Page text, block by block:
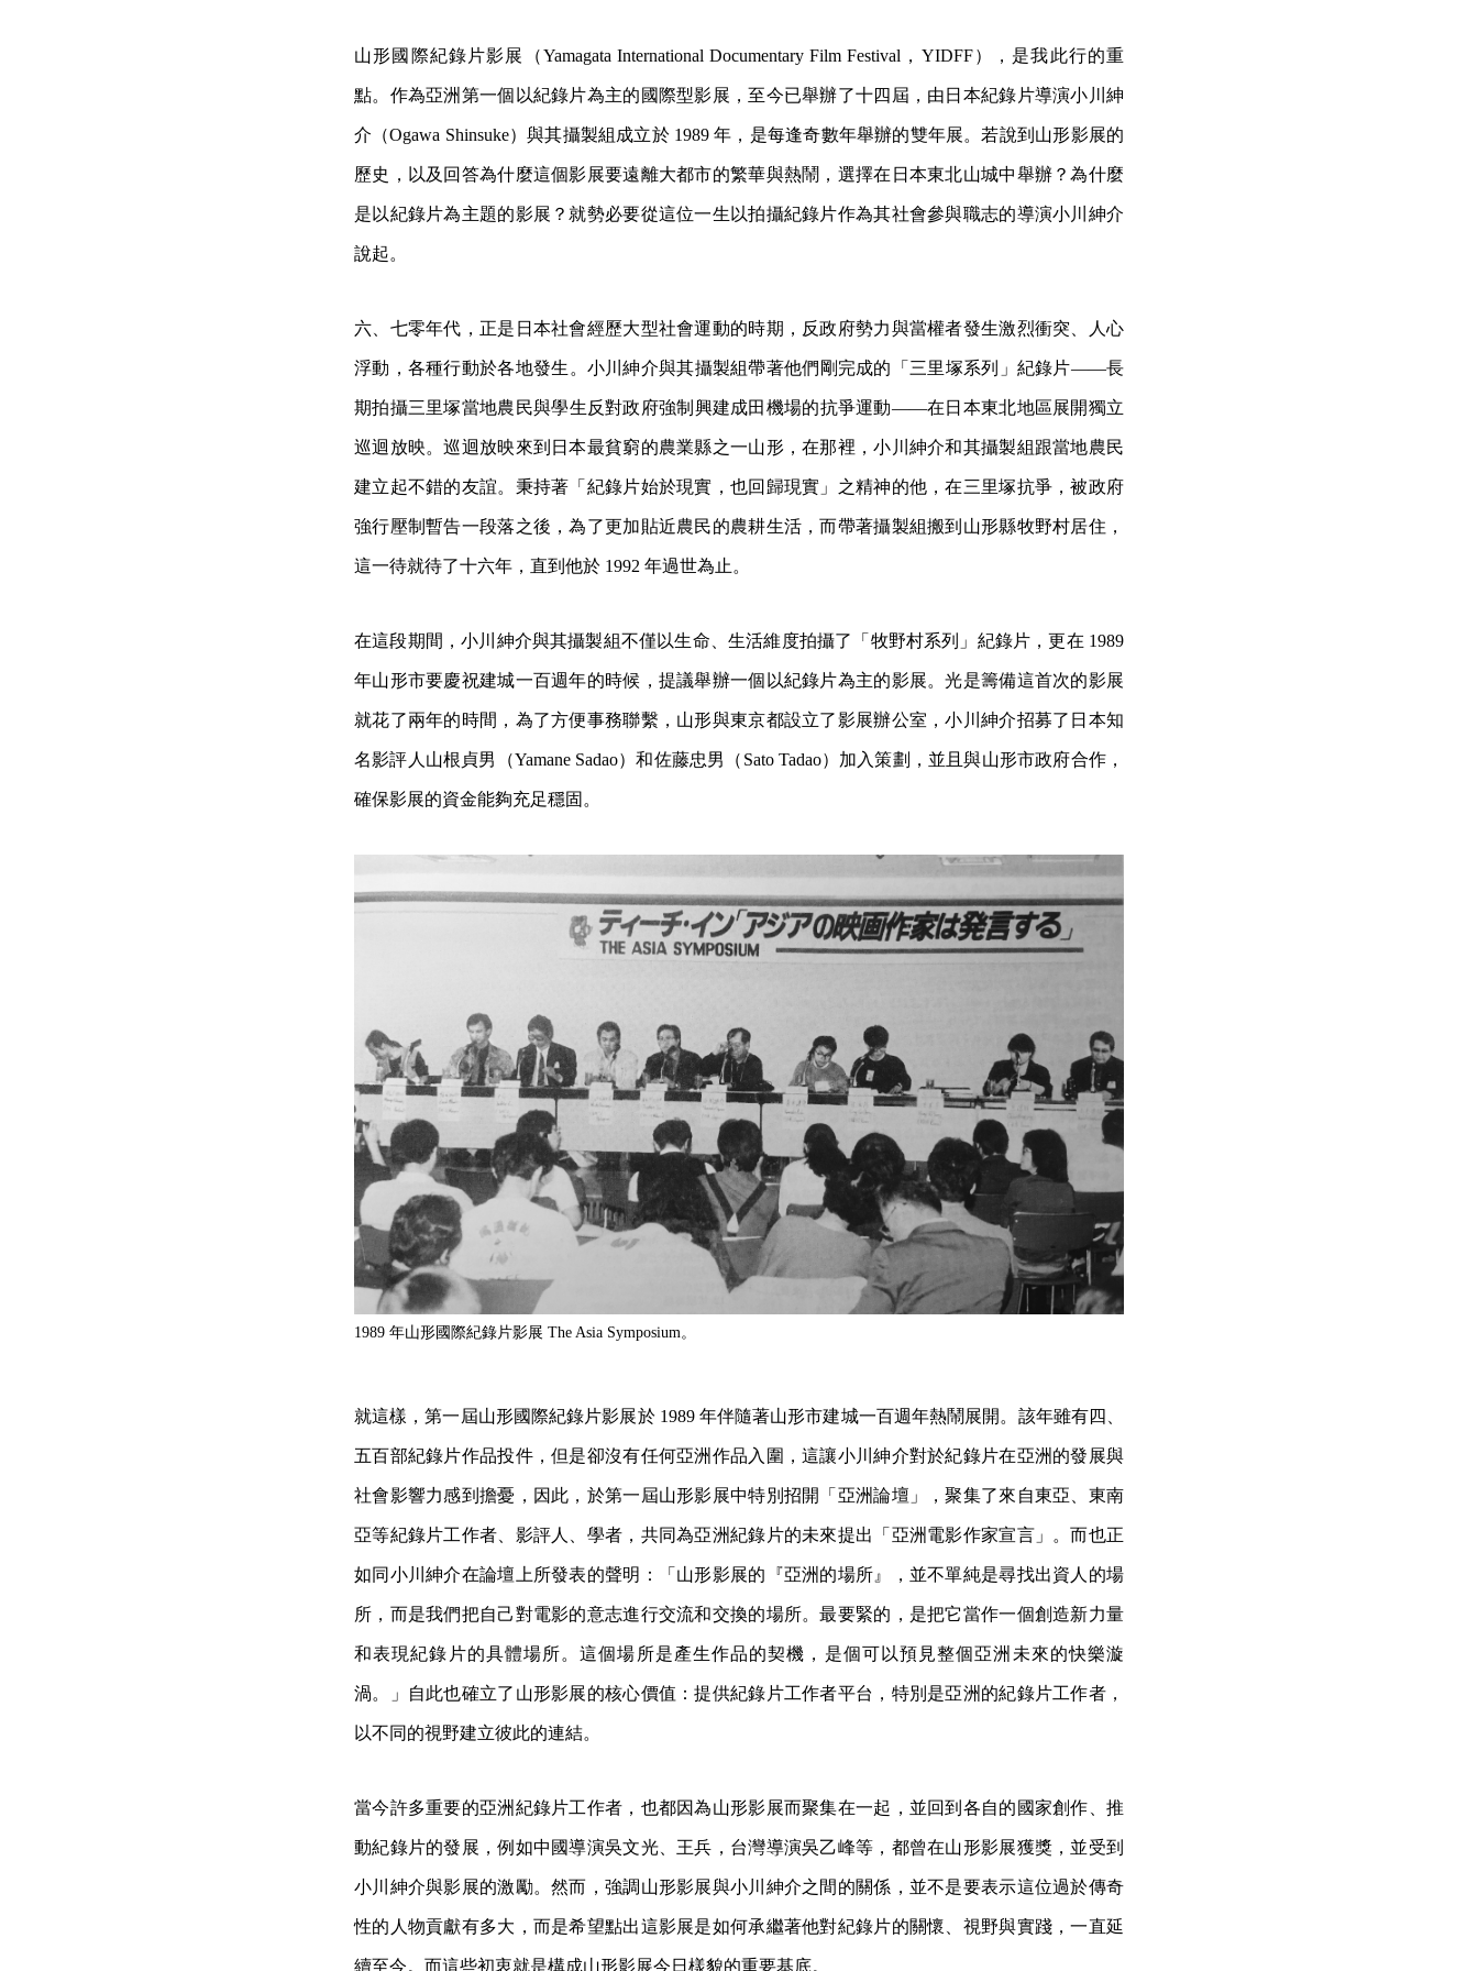
山形國際紀錄片影展（Yamagata International Documentary Film Festival，YIDFF），是我此行的重
點。作為亞洲第一個以紀錄片為主的國際型影展，至今已舉辦了十四屆，由日本紀錄片導演小川紳
介（Ogawa Shinsuke）與其攝製組成立於 1989 年，是每逢奇數年舉辦的雙年展。若說到山形影展的
歷史，以及回答為什麼這個影展要遠離大都市的繁華與熱鬧，選擇在日本東北山城中舉辦？為什麼
是以紀錄片為主題的影展？就勢必要從這位一生以拍攝紀錄片作為其社會參與職志的導演小川紳介
說起。
六、七零年代，正是日本社會經歷大型社會運動的時期，反政府勢力與當權者發生激烈衝突、人心
浮動，各種行動於各地發生。小川紳介與其攝製組帶著他們剛完成的「三里塚系列」紀錄片——長
期拍攝三里塚當地農民與學生反對政府強制興建成田機場的抗爭運動——在日本東北地區展開獨立
巡迴放映。巡迴放映來到日本最貧窮的農業縣之一山形，在那裡，小川紳介和其攝製組跟當地農民
建立起不錯的友誼。秉持著「紀錄片始於現實，也回歸現實」之精神的他，在三里塚抗爭，被政府
強行壓制暫告一段落之後，為了更加貼近農民的農耕生活，而帶著攝製組搬到山形縣牧野村居住，
這一待就待了十六年，直到他於 1992 年過世為止。
在這段期間，小川紳介與其攝製組不僅以生命、生活維度拍攝了「牧野村系列」紀錄片，更在 1989
年山形市要慶祝建城一百週年的時候，提議舉辦一個以紀錄片為主的影展。光是籌備這首次的影展
就花了兩年的時間，為了方便事務聯繫，山形與東京都設立了影展辦公室，小川紳介招募了日本知
名影評人山根貞男（Yamane Sadao）和佐藤忠男（Sato Tadao）加入策劃，並且與山形市政府合作，
確保影展的資金能夠充足穩固。
1989 年山形國際紀錄片影展 The Asia Symposium。
就這樣，第一屆山形國際紀錄片影展於 1989 年伴隨著山形市建城一百週年熱鬧展開。該年雖有四、
五百部紀錄片作品投件，但是卻沒有任何亞洲作品入圍，這讓小川紳介對於紀錄片在亞洲的發展與
社會影響力感到擔憂，因此，於第一屆山形影展中特別招開「亞洲論壇」，聚集了來自東亞、東南
亞等紀錄片工作者、影評人、學者，共同為亞洲紀錄片的未來提出「亞洲電影作家宣言」。而也正
如同小川紳介在論壇上所發表的聲明：「山形影展的『亞洲的場所』，並不單純是尋找出資人的場
所，而是我們把自己對電影的意志進行交流和交換的場所。最要緊的，是把它當作一個創造新力量
和表現紀錄片的具體場所。這個場所是產生作品的契機，是個可以預見整個亞洲未來的快樂漩
渦。」自此也確立了山形影展的核心價值：提供紀錄片工作者平台，特別是亞洲的紀錄片工作者，
以不同的視野建立彼此的連結。
當今許多重要的亞洲紀錄片工作者，也都因為山形影展而聚集在一起，並回到各自的國家創作、推
動紀錄片的發展，例如中國導演吳文光、王兵，台灣導演吳乙峰等，都曾在山形影展獲獎，並受到
小川紳介與影展的激勵。然而，強調山形影展與小川紳介之間的關係，並不是要表示這位過於傳奇
性的人物貢獻有多大，而是希望點出這影展是如何承繼著他對紀錄片的關懷、視野與實踐，一直延
續至今。而這些初衷就是構成山形影展今日樣貌的重要基底。